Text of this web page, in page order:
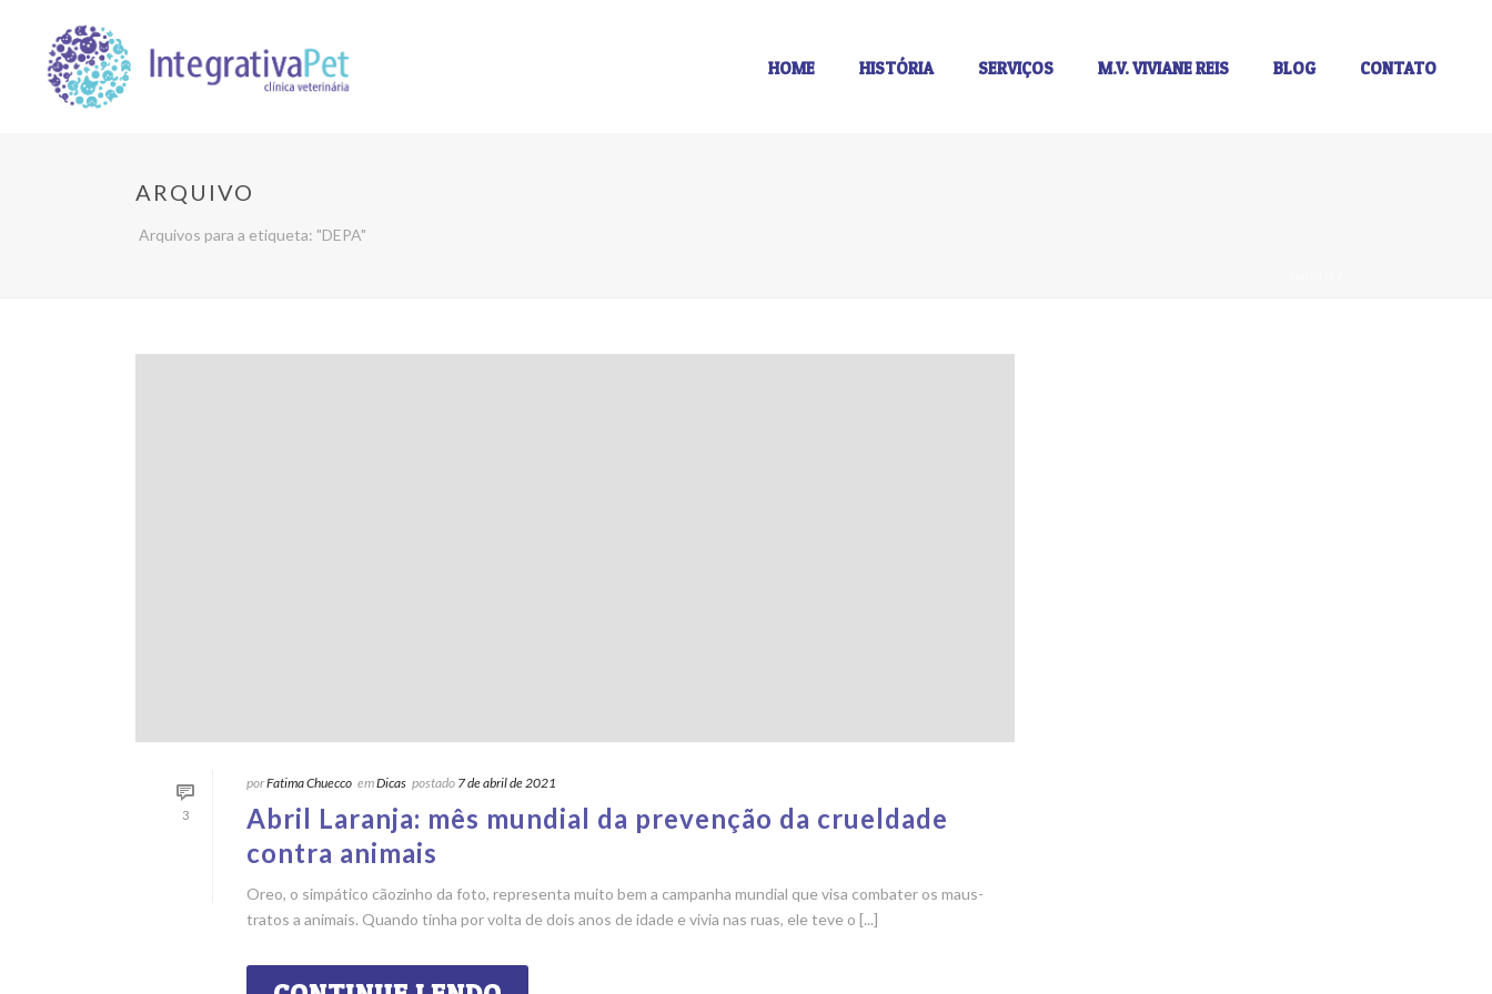
HOME HISTÓRIA SERVIÇOS M.V. VIVIANE REIS BLOG CONTATO
ARQUIVO
Arquivos para a etiqueta: "DEPA"
3
porFatima Chuecco emDicas postado 7 de abril de 2021
Abril Laranja: mês mundial da prevenção da crueldade
contra animais
Oreo, o simpático cãozinho da foto, representa muito bem a campanha mundial que visa combater os maus-
tratos a animais. Quando tinha por volta de dois anos de idade e vivia nas ruas, ele teve o [...]